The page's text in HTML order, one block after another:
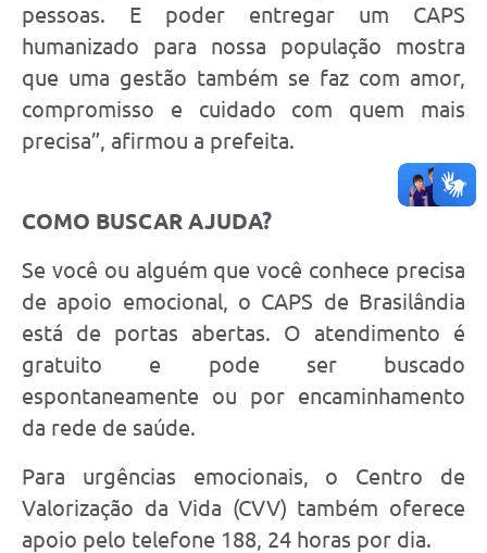
pessoas. E poder entregar um CAPS
humanizado para nossa população mostra
que uma gestão também se faz com amor,
compromisso e cuidado com quem mais
precisa”, afirmou a prefeita.
COMO BUSCAR AJUDA?
Se você ou alguém que você conhece precisa
de apoio emocional, o CAPS de Brasilândia
está de portas abertas. O atendimento é
gratuito e pode ser buscado
espontaneamente ou por encaminhamento
da rede de saúde.
Para urgências emocionais, o Centro de
Valorização da Vida (CVV) também oferece
apoio pelo telefone 188, 24 horas por dia.